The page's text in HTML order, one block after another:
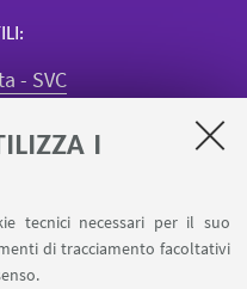
I
tecnici necessari per il suo
di tracciamento facoltativi
- SVC
aule
e assegnisti
SPS